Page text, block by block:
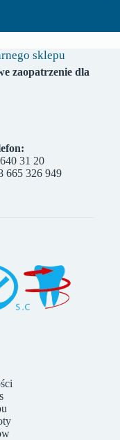
sklepu
zaopatrzenie dla
31 20
665 326 949